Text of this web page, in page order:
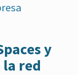
y
red